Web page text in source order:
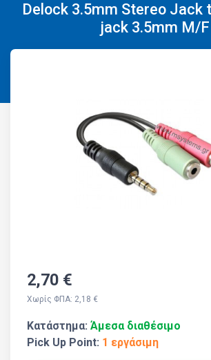
Delock 3.5mm Stereo Jack
jack 3.5mm M/F
2,70 €
Χωρίς ΦΠΑ: 2,18 €
Κατάστημα: Άμεσα διαθέσιμο
Pick Up Point: 1 εργάσιμη